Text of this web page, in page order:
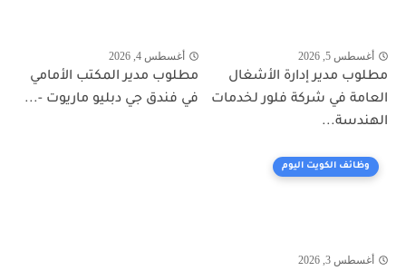
أغسطس 5, 2026
مطلوب مدير إدارة الأشغال
العامة في شركة فلور لخدمات
الهندسة...
أغسطس 4, 2026
مطلوب مدير المكتب الأمامي
في فندق جي دبليو ماريوت -...
وظائف الكويت اليوم
أغسطس 3, 2026